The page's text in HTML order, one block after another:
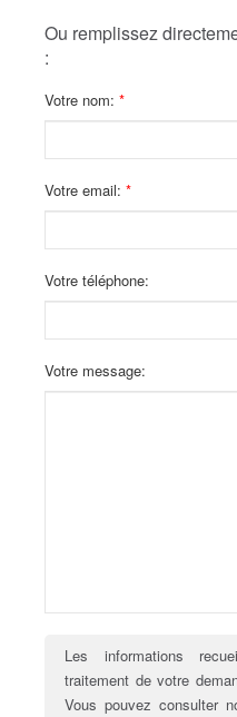
Ou remplissez
:
Votre nom:
Votre email:
Votre téléphone:
Votre message:
Les informations
traitement de votre
Vous pouvez consulter